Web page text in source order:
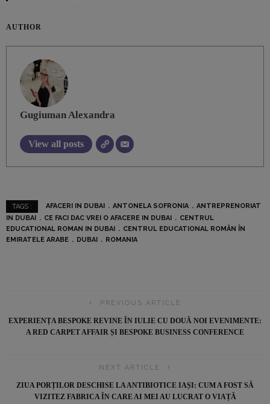
AUTHOR
Gugiuman Alexandra
View all posts
TAGS : AFACERI IN DUBAI ANTONELA SOFRONIA
ANTREPRENORIAT
IN DUBAI
CE FACI DAC VREI O AFACERE IN DUBAI
CENTRUL
EDUCATIONAL ROMAN IN DUBAI
CENTRUL EDUCATIONAL ROMÂN ÎN
EMIRATELE ARABE
DUBAI ROMANIA
PREVIOUS ARTICLE
EXPERIENȚA BESPOKE REVINE ÎN IULIE CU DOUĂ NOI EVENIMENTE:
A RED CARPET AFFAIR ȘI BESPOKE BUSINESS CONFERENCE
NEXT ARTICLE
ZIUA PORȚILOR DESCHISE LA ANTIBIOTICE IAȘI: CUM A FOST SĂ
VIZITEZ FABRICA ÎN CARE AI MEI AU LUCRAT O VIAȚĂ